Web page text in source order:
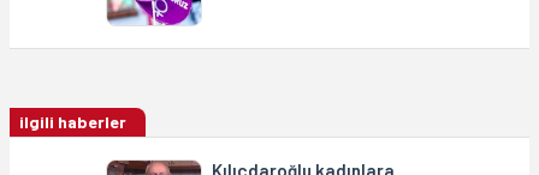
ilgili haberler
Kılıçdaroğlu kadınlara